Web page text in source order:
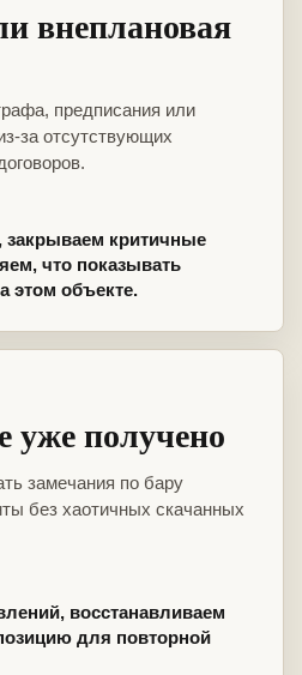
внеплановая
предписания или
за отсутствующих
критичные
что показывать
этом объекте.
уже получено
замечания по бару
без хаотичных скачанных
восстанавливаем
для повторной